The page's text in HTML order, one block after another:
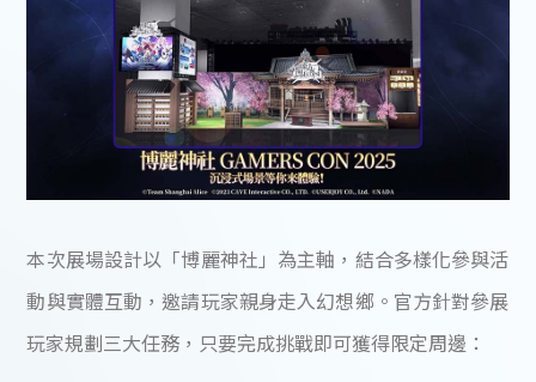
本次展場設計以「博麗神社」為主軸，結合多樣化參與活
動與實體互動，邀請玩家親身走入幻想鄉。官方針對參展
玩家規劃三大任務，只要完成挑戰即可獲得限定周邊：